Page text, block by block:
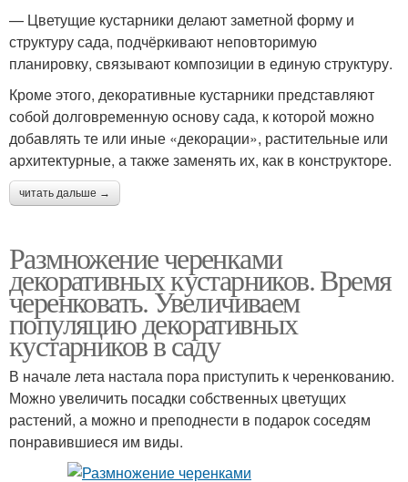
— Цветущие кустарники делают заметной форму и
структуру сада, подчёркивают неповторимую
планировку, связывают композиции в единую структуру.
Кроме этого, декоративные кустарники представляют
собой долговременную основу сада, к которой можно
добавлять те или иные «декорации», растительные или
архитектурные, а также заменять их, как в конструкторе.
читать дальше →
Размножение черенками
декоративных кустарников. Время
черенковать. Увеличиваем
популяцию декоративных
кустарников в саду
В начале лета настала пора приступить к черенкованию.
Можно увеличить посадки собственных цветущих
растений, а можно и преподнести в подарок соседям
понравившиеся им виды.